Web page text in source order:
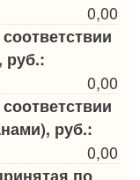
0,00
руб.:
0,00
руб.:
0,00